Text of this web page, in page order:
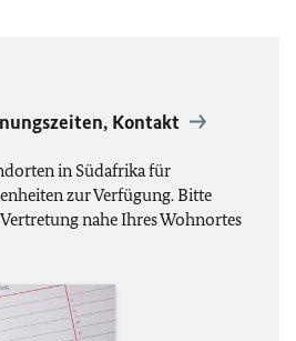
Kontakt
in Südafrika für
zur Verfügung. Bitte
nahe Ihres Wohnortes